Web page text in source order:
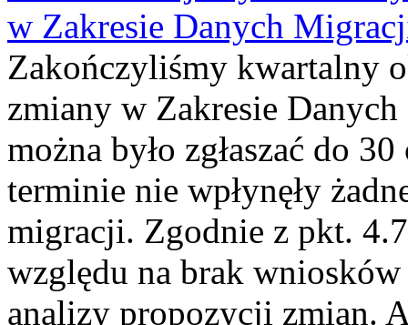
w Zakresie Danych
Zakończyliśmy kwartalny
zmiany w Zakresie
można było zgłaszać do
terminie nie wpłynęły
migracji. Zgodnie z pkt.
względu na brak
analizy propozycji zmian.